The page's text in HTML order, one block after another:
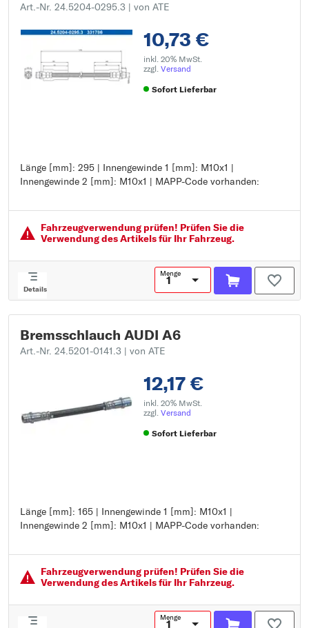
Art.-Nr. 24.5204-0295.3 | von ATE
10,73 €
inkl. 20% MwSt.
zzgl. Versand
Sofort Lieferbar
Länge [mm]: 295 | Innengewinde 1 [mm]: M10x1 |
Innengewinde 2 [mm]: M10x1 | MAPP-Code vorhanden:
Länge [mm]: 295
Innengewinde 1 [mm]: M10x1
MAPP-Code vorhanden:
Fahrzeugver­wendung prüfen! Prüfen Sie die
Verwendung des Artikels für Ihr Fahrzeug.
Details
Menge
Bremsschlauch AUDI A6
Art.-Nr. 24.5201-0141.3 | von ATE
12,17 €
inkl. 20% MwSt.
zzgl. Versand
Sofort Lieferbar
Länge [mm]: 165 | Innengewinde 1 [mm]: M10x1 |
Innengewinde 2 [mm]: M10x1 | MAPP-Code vorhanden:
Länge [mm]: 165
Innengewinde 1 [mm]: M10x1
MAPP-Code vorhanden:
Fahrzeugver­wendung prüfen! Prüfen Sie die
Verwendung des Artikels für Ihr Fahrzeug.
Menge